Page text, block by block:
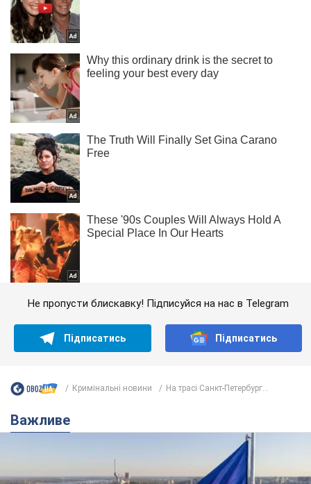
Не пропусти блискавку! Підписуйся на нас в Telegram
Підписатись Підписатись
Кримінальні новини На трасі Санкт-Петербург...
Важливе